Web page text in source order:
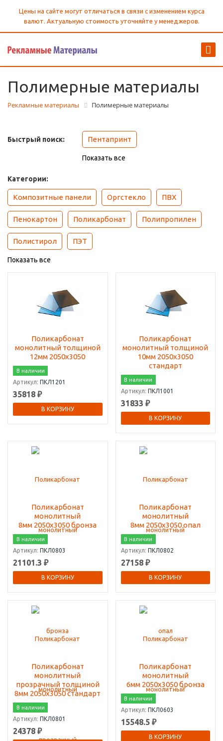
Цены на сайте могут отличаться в связи с изменением курса
валют. Актуальную стоимость уточняйте у менеджеров.
Полимерные материалы
Рекламные материалы Полимерные материалы
Быстрый поиск: Пентапринт
Показать все
Категории:
Композитные панели Оргстекло ПВХ
Пенокартон Поликарбонат Полипропилен
Полистирол ПЭТ
Показать все
Поликарбонат
монолитный толщиной
12мм 2050х3050
В наличии
Артикул: ПКЛ1201
35818 ₽
В КОРЗИНУ
Поликарбонат
монолитный толщиной
10мм 2050х3050
стандарт
В наличии
Артикул: ПКЛ1001
31833 ₽
В КОРЗИНУ
Поликарбонат
монолитный
8мм 2050х3050 бронза
В наличии
Артикул: ПКЛ0803
21101.3 ₽
В КОРЗИНУ
Поликарбонат
монолитный
8мм 2050х3050 опал
В наличии
Артикул: ПКЛ0802
27158 ₽
В КОРЗИНУ
Поликарбонат
монолитный
прозрачный толщиной
8мм 2050х3050 стандарт
В наличии
Артикул: ПКЛ0801
24378 ₽
Поликарбонат
монолитный
6мм 2050х3050 бронза
В наличии
Артикул: ПКЛ0603
15548.5 ₽
В КОРЗИНУ